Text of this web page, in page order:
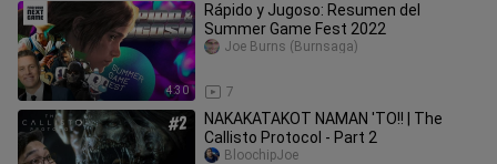
4:30
Rápido y Jugoso: Resumen del
Summer Game Fest 2022
7
Joe Burns (Burnsaga)
NAKAKATAKOT NAMAN 'TO!! | The
Callisto Protocol - Part 2
BloochipJoe